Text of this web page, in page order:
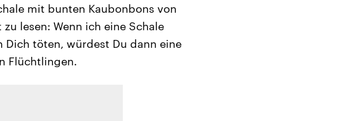
mit bunten Kaubonbons von
lesen: Wenn ich eine Schale
töten, würdest Du dann eine
Flüchtlingen.